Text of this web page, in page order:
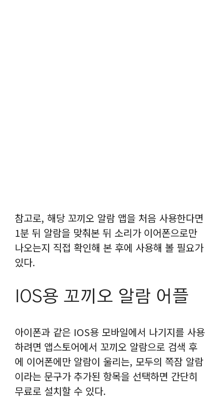
참고로, 해당 꼬끼오 알람 앱을 처음 사용한다면
1분 뒤 알람을 맞춰본 뒤 소리가 이어폰으로만
나오는지 직접 확인해 본 후에 사용해 볼 필요가
있다.
IOS용 꼬끼오 알람 어플
아이폰과 같은 IOS용 모바일에서 나기지를 사용
하려면 앱스토어에서 꼬끼오 알람으로 검색 후
에 이어폰에만 알람이 울리는, 모두의 쪽잠 알람
이라는 문구가 추가된 항목을 선택하면 간단히
무료로 설치할 수 있다.